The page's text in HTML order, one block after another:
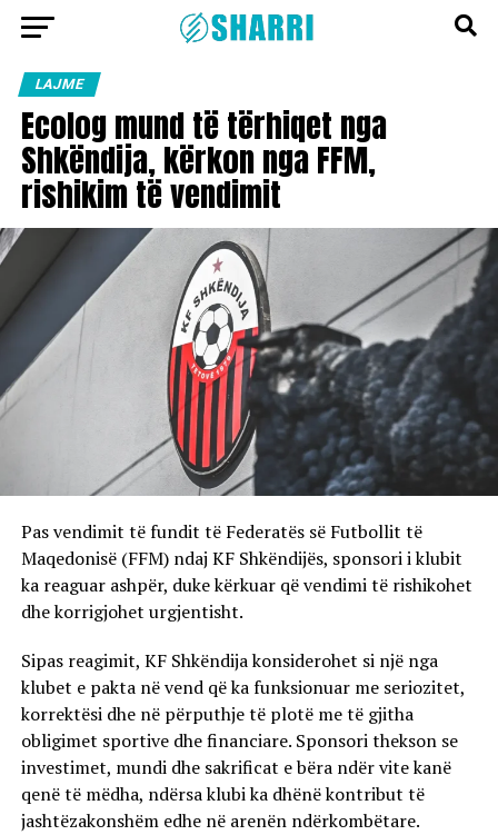
LAJME
Ecolog mund të tërhiqet nga
Shkëndija, kërkon nga FFM,
rishikim të vendimit
Pas vendimit të fundit të Federatës së Futbollit të
Maqedonisë (FFM) ndaj KF Shkëndijës, sponsori i klubit
ka reaguar ashpër, duke kërkuar që vendimi të rishikohet
dhe korrigjohet urgjentisht.
Sipas reagimit, KF Shkëndija konsiderohet si një nga
klubet e pakta në vend që ka funksionuar me seriozitet,
korrektësi dhe në përputhje të plotë me të gjitha
obligimet sportive dhe financiare. Sponsori thekson se
investimet, mundi dhe sakrificat e bëra ndër vite kanë
qenë të mëdha, ndërsa klubi ka dhënë kontribut të
jashtëzakonshëm edhe në arenën ndërkombëtare.